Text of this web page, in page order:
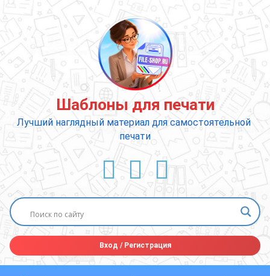
содержимому
Шаблоны для печати
Лучший наглядный материал для самостоятельной
печати
ВКонтакте
YouTube
E-mail
Вход /Регистрация